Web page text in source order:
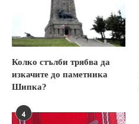
Колко стълби трябва да
изкачите до паметника
Шипка?
4